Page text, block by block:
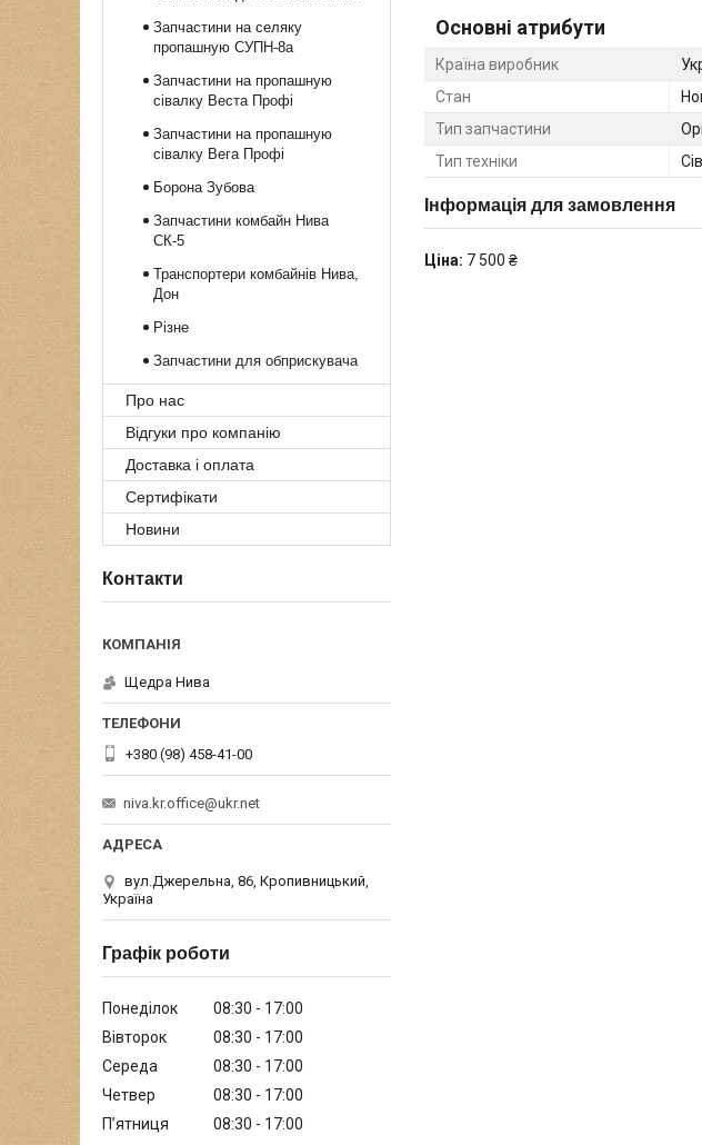
Основні атрибути
Країна виробник
Стан
Тип запчастини
Тип техніки
Інформація для замовлення
Ціна: 7 500 ₴
Запчастини на селяку
пропашную СУПН-8а
Запчастини на пропашную
сівалку Веста Профі
Запчастини на пропашную
сівалку Вега Профі
Борона Зубова
Запчастини комбайн Нива
СК-5
Транспортери комбайнів Нива,
Дон
Різне
Запчастини для обприскувача
Про нас
Відгуки про компанію
Доставка і оплата
Сертифікати
Новини
Контакти
Щедра Нива
+380 (98) 458-41-00
niva.kr.office@ukr.net
вул.Джерельна, 86, Кропивницький,
Україна
Графік роботи
Понеділок 08:30
17:00
Вівторок
08:30
17:00
Середа
08:30
17:00
Четвер
08:30
17:00
Пʼятниця
08:30
17:00